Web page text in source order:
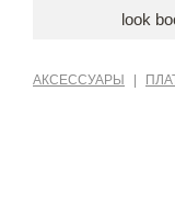
look
АКСЕССУАРЫ